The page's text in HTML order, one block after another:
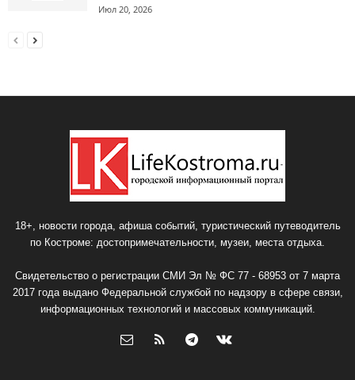
Июл 20, 2026
18+, новости города, афиша событий, туристический путеводитель
по Костроме: достопримечательности, музеи, места отдыха.
Свидетельство о регистрации СМИ Эл № ФС 77 - 68953 от 7 марта
2017 года выдано Федеральной службой по надзору в сфере связи,
информационных технологий и массовых коммуникаций.